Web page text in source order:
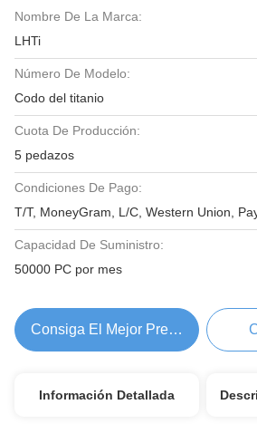
Nombre De La Marca:
LHTi
Número De Modelo:
Codo del titanio
Cuota De Producción:
5 pedazos
Condiciones De Pago:
T/T, MoneyGram, L/C, Western Union,
Capacidad De Suministro:
50000 PC por mes
Consiga El Mejor Precio
Información Detallada